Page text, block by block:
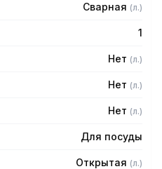
Сварная (л.)
1
Нет (л.)
Нет (л.)
Нет (л.)
Для посуды
Открытая (л.)